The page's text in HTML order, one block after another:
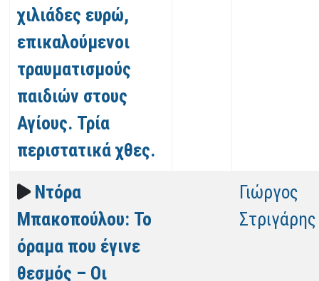
χιλιάδες ευρώ,
επικαλούμενοι
τραυματισμούς
παιδιών στους
Αγίους. Τρία
περιστατικά χθες.
Ντόρα
Μπακοπούλου: Το
όραμα που έγινε
θεσμός – Οι
Γιώργος
Στριγάρης